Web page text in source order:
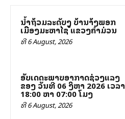
ນ້ຳຖ້ວມລະດັບສູງ ບ້ານສ້າງພອກ
ເມືອງມະຫາໄຊ ແຂວງຄຳມ່ວນ
ທີ 6 August, 2026
ອັບເດດສະພາບອາກາດຊ່ວງແລງ
ຂອງ ວັນທີ 06 ສິງຫາ 2026 ເວລາ
18:00 ຫາ 07:00 ໂມງ
ທີ 6 August, 2026